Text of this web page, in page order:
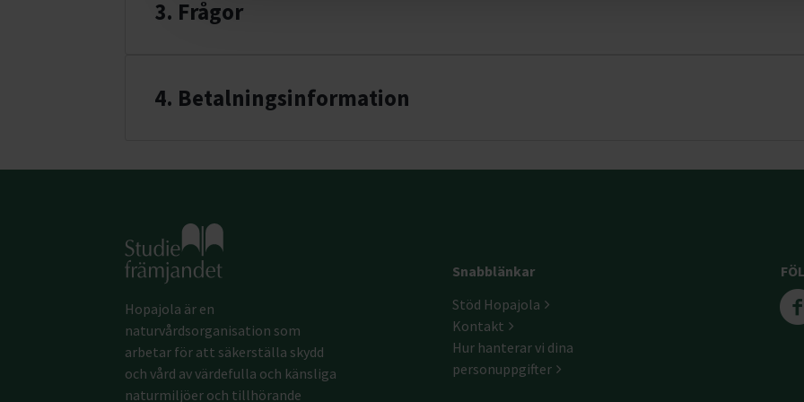
3. Frågor
4. Betalningsinformation
Gå till studiefrämjandets startsida
Hopajola är en
naturvårdsorganisation som
arbetar för att säkerställa skydd
och vård av värdefulla och känsliga
naturmiljöer och tillhörande
Snabblänkar
Stöd Hopajola
Kontakt
Hur hanterar vi dina
personuppgifter